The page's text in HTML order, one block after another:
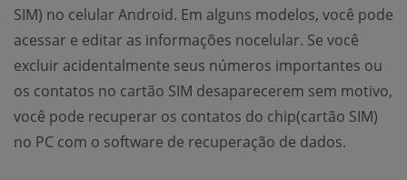
SIM) no celular Android. Em alguns modelos, você pode
acessar e editar as informações nocelular. Se você
excluir acidentalmente seus números importantes ou
os contatos no cartão SIM desaparecerem sem motivo,
você pode recuperar os contatos do chip(cartão SIM)
no PC com o software de recuperação de dados.